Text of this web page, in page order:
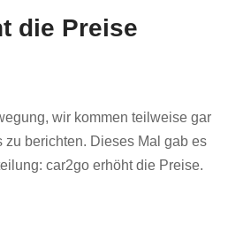
die Preise
wir kommen teilweise gar
zu berichten. Dieses Mal gab es
car2go erhöht die Preise.